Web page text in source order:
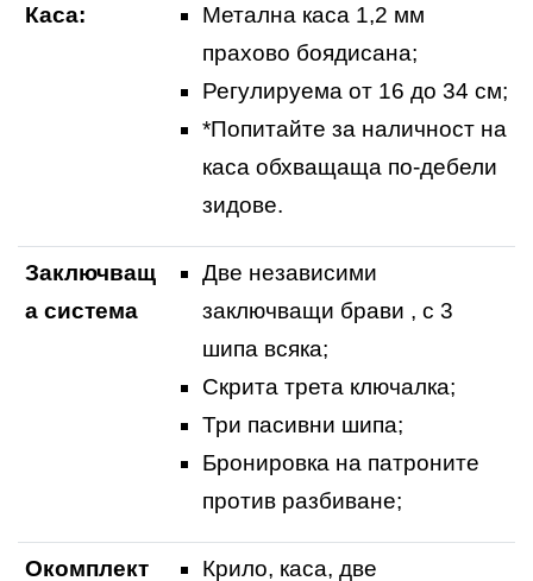
Каса:
Метална каса 1,2 мм
прахово боядисана;
Регулируема от 16 до 34 см;
*Попитайте за наличност на
каса обхващаща по-дебели
зидове.
Заключващ
а система
Две независими
заключващи брави , с 3
шипа всяка;
Скрита трета ключалка;
Три пасивни шипа;
Бронировка на патроните
против разбиване;
Окомплект Крило, каса, две